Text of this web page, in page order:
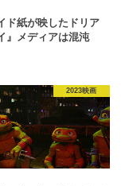
ド紙が映したドリア
』メディアは混沌
2023映画